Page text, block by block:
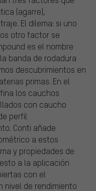
(agarre),
El dilema: si uno
otro factor se
es el nombre
banda de rodadura
descubrimientos en
primas. En el
los cauchos
con caucho
perfil
Conti añade
a estos
y propiedades de
a la aplicación
con el
nivel de rendimiento